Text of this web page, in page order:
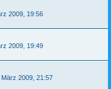
2009, 19:56
2009, 19:49
2009, 21:57